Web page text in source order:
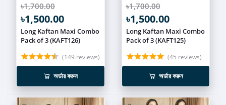
৳1,700.00
৳1,500.00
Long Kaftan Maxi Combo
Pack of 3 (KAFT126)
(149 reviews)
অর্ডার করুন
৳1,700.00
৳1,500.00
Long Kaftan Maxi Combo
Pack of 3 (KAFT125)
(45 reviews)
অর্ডার করুন